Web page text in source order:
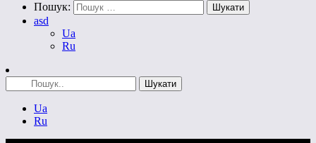
Пошук:
asd
Ua
Ru
Ua
Ru